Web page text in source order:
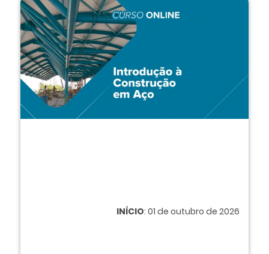
INÍCIO: 01 de outubro de 2026